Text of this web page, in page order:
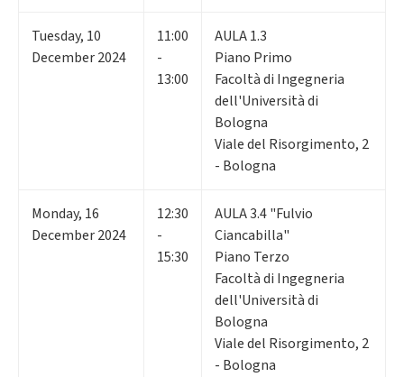
Tuesday, 10
December 2024
11:00
-
13:00
AULA 1.3
Piano Primo
Facoltà di Ingegneria
dell'Università di
Bologna
Viale del Risorgimento, 2
- Bologna
Monday, 16
December 2024
12:30
-
15:30
AULA 3.4 "Fulvio
Ciancabilla"
Piano Terzo
Facoltà di Ingegneria
dell'Università di
Bologna
Viale del Risorgimento, 2
- Bologna